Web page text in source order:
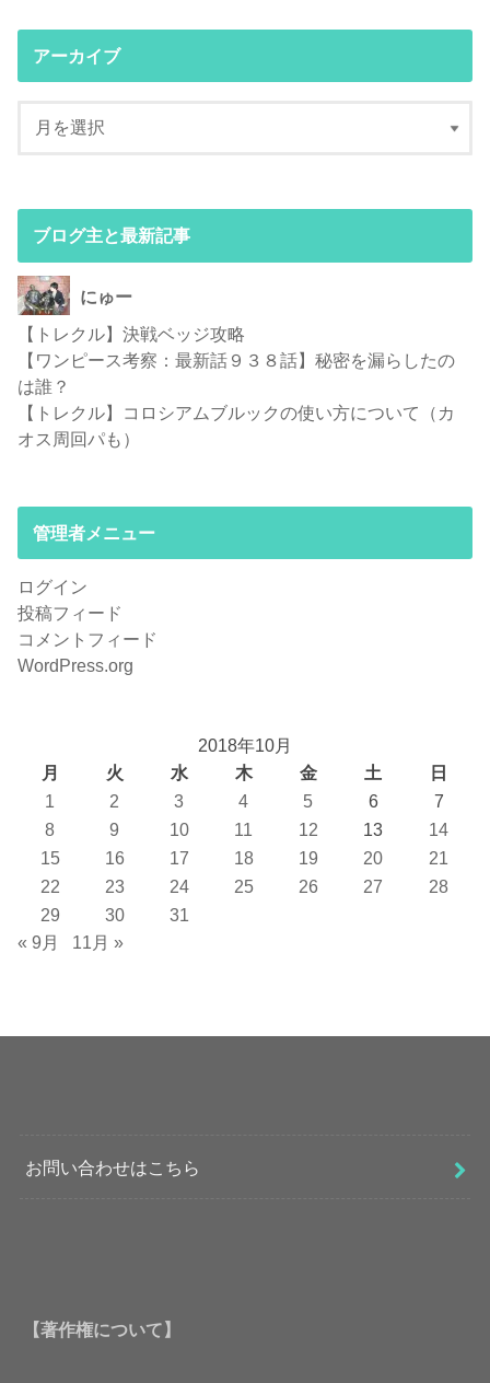
アーカイブ
ブログ主と最新記事
にゅー
【トレクル】決戦ベッジ攻略
【ワンピース考察：最新話９３８話】秘密を漏らしたの
は誰？
【トレクル】コロシアムブルックの使い方について（カ
オス周回パも）
管理者メニュー
ログイン
投稿フィード
コメントフィード
WordPress.org
2018年10月
月
火 水 木 金 土
日
1
2 3 4 5 6
7
8
9 10 11 12 13
14
15
16 17 18 19 20
21
22
23 24 25 26 27
28
29
30
31
« 9月
11月 »
お問い合わせはこちら
【著作権について】